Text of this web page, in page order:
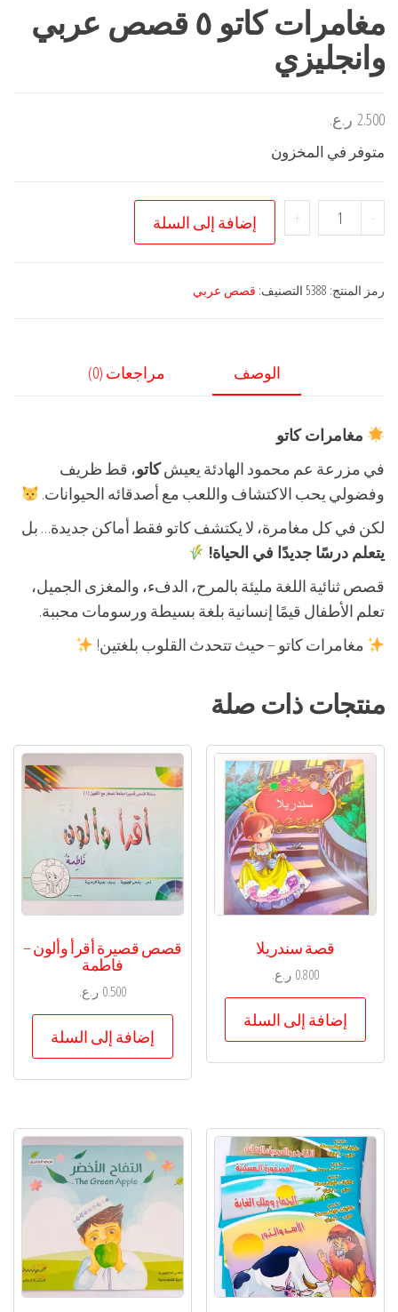
مغامرات كاتو ٥ قصص عربي
وانجليزي
2.500 ر.ع.
متوفر في المخزون
-
كمية
مغامرات
٥
+ إضافة إلى السلة
رمز المنتج: 5388 التصنيف: قصص عربي
الوصف مراجعات (0)
مغامرات كاتو
في مزرعة عم محمود الهادئة يعيشكاتو، قط ظريف
وفضولي يحب الاكتشاف واللعب مع أصدقائه الحيوانات.
لكن في كل مغامرة، لا يكتشف كاتو فقط أماكن جديدة… بل
يتعلم درسًا جديدًا في الحياة!
قصص ثنائية اللغة مليئة بالمرح، الدفء، والمغزى الجميل،
تعلم الأطفال قيمًا إنسانية بلغة بسيطة ورسومات محببة.
مغامرات كاتو – حيث تتحدث القلوب بلغتين!
منتجات ذات صلة
قصة سندريلا
0.800 ر.ع.
إضافة إلى السلة
قصص قصيرة أقرأ وألون –
فاطمة
0.500 ر.ع.
إضافة إلى السلة